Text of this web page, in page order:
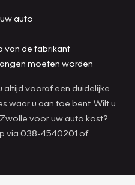
auto
van de fabrikant
moeten worden
altijd vooraf een duidelijke
waar u aan toe bent. Wilt u
voor uw auto kost?
via 038-4540201 of